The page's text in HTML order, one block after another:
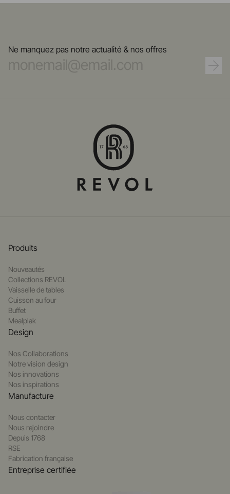
Ne manquez pas notre actualité & nos offres
Produits
Nouveautés
Collections REVOL
Vaisselle de tables
Cuisson au four
Buffet
Mealplak
Design
Nos Collaborations
Notre vision design
Nos innovations
Nos inspirations
Manufacture
Nous contacter
Nous rejoindre
Depuis 1768
RSE
Fabrication française
Entreprise certifiée